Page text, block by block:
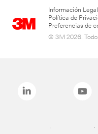
Información Legal
Política de
Preferencias de
© 3M 2026.
Las marcas